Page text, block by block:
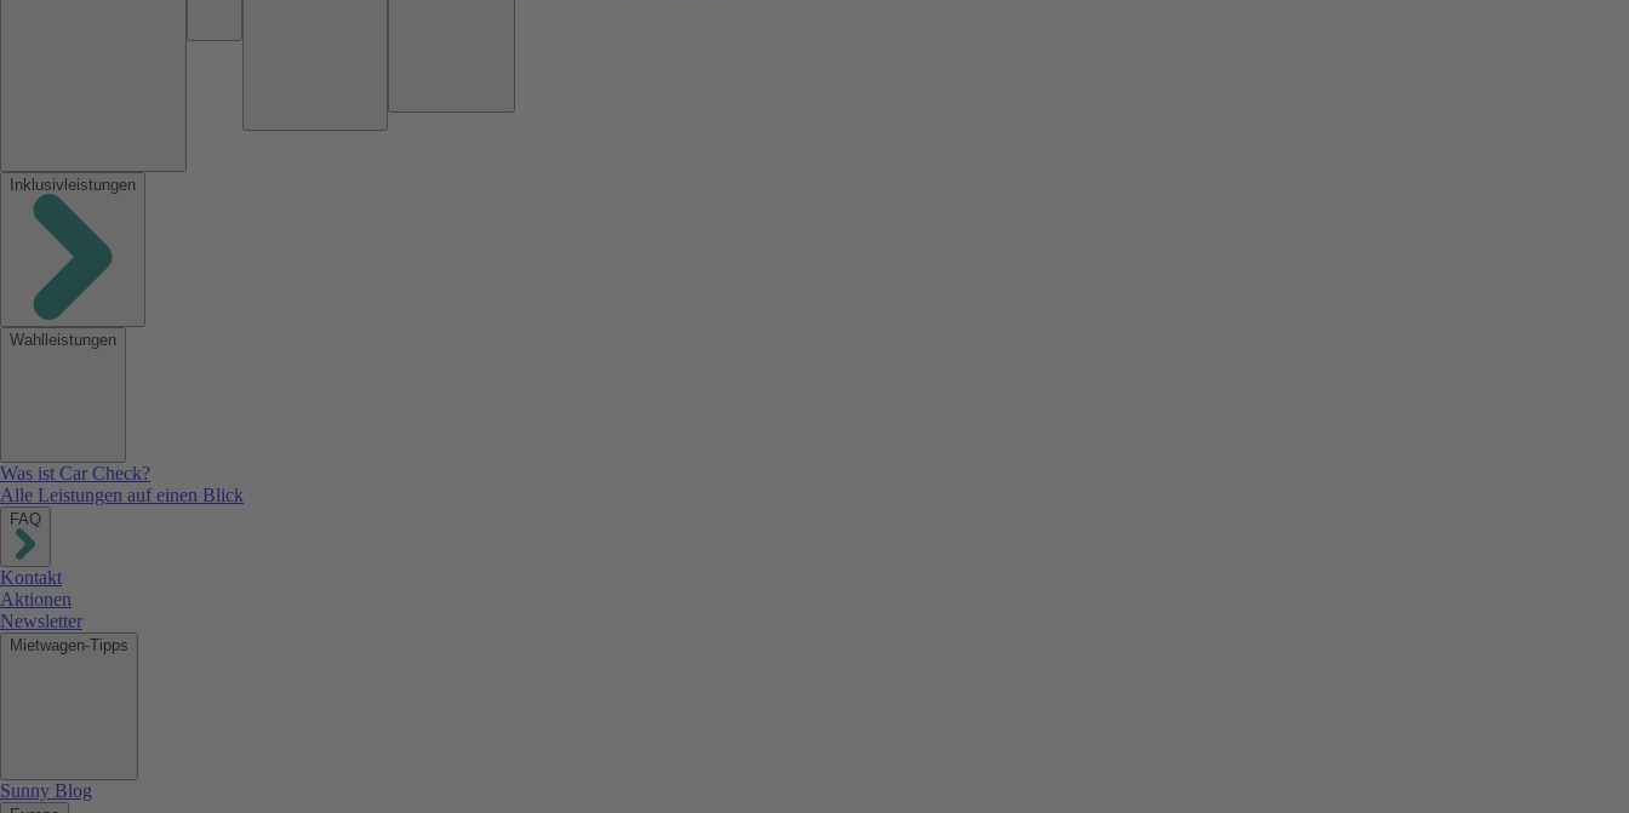
Inklusivleistungen
Wahlleistungen
Was ist Car Check?
Alle Leistungen auf einen Blick
FAQ
Kontakt
Aktionen
Newsletter
Mietwagen-Tipps
Sunny Blog